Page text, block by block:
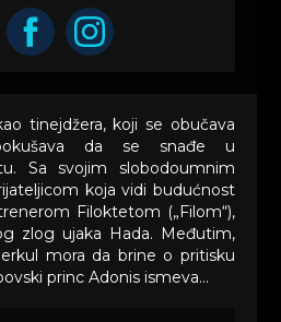
tinejdžera, koji se obučava
da se snađe u
Sa svojim slobodoumnim
koja vidi budućnost
Filoktetom („Filom“),
zlog ujaka Hada. Međutim,
mora da brine o pritisku
princ Adonis ismeva...